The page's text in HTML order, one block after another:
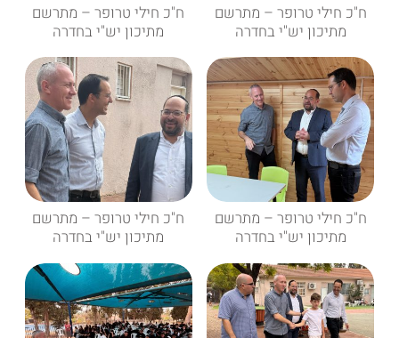
ח"כ חילי טרופר – מתרשם
מתיכון יש"י בחדרה
ח"כ חילי טרופר – מתרשם
מתיכון יש"י בחדרה
ח"כ חילי טרופר – מתרשם
מתיכון יש"י בחדרה
ח"כ חילי טרופר – מתרשם
מתיכון יש"י בחדרה